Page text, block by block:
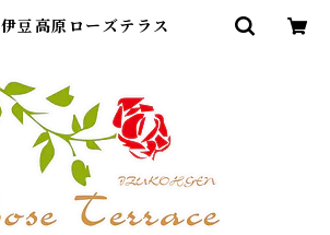
伊豆高原ローズテラス